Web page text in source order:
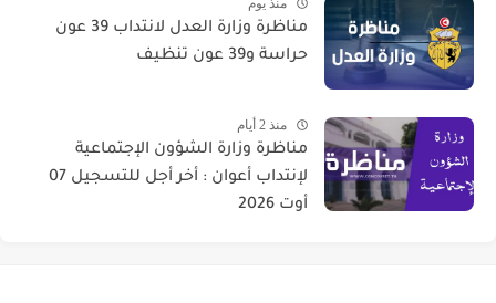
منذ يوم
مناظرة وزارة العدل لانتداب 39 عون
حراسة و39 عون تنظيف
منذ 2 أيام
مناظرة وزارة الشؤون الإجتماعية
لإنتداب أعوان : أخر أجل للتسجيل 07
أوت 2026